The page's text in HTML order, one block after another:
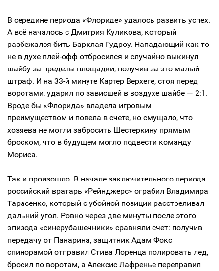
В середине периода «Флориде» удалось развить успех.
А всё началось с Дмитрия Куликова, который
разбежался бить Барклая Гудроу. Нападающий как-то
не в духе плей-офф отбросился и случайно выкинул
шайбу за пределы площадки, получив за это малый
штраф. И на 33-й минуте Картер Верхеге, стоя перед
воротами, ударил по зависшей в воздухе шайбе — 2:1.
Вроде бы «Флорида» владела игровым
преимуществом и повела в счете, но смущало, что
хозяева не могли забросить Шестеркину прямым
броском, что в будущем могло подвести команду
Мориса.
Так и произошло. В начале заключительного периода
российский вратарь «Рейнджерс» ограбил Владимира
Тарасенко, который с убойной позиции расстреливал
дальний угол. Ровно через две минуты после этого
эпизода «синерубашечники» сравняли счет: получив
передачу от Панарина, защитник Адам Фокс
спинорамой отправил Стива Лоренца полировать лед,
бросил по воротам, а Алексис Лафренье переправил